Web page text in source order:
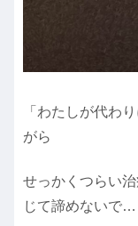
「わたしが代わ
がら
せっかくつらい
じて諦めないで…